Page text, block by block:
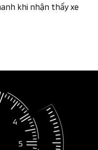
khi nhận thấy xe